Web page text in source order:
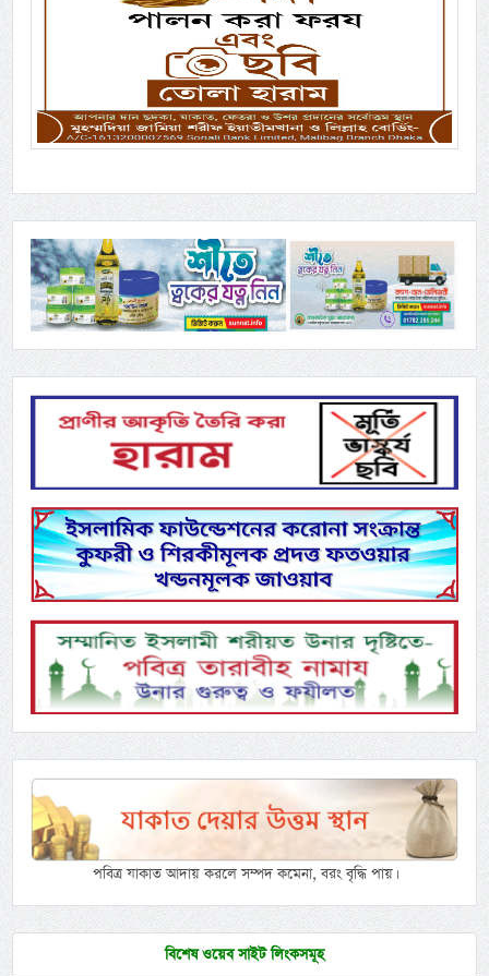
পবিত্র যাকাত আদায় করলে সম্পদ কমেনা, বরং বৃদ্ধি পায়।
বিশেষ ওয়েব সাইট লিংকসমূহ